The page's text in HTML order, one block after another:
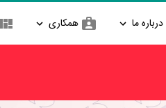
درباره ما همکاری